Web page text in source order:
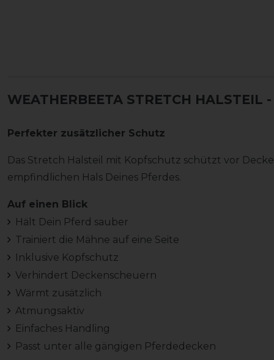
WEATHERBEETA STRETCH HALSTEIL
Perfekter zusätzlicher Schutz
Das Stretch Halsteil mit Kopfschutz schützt vor
empfindlichen Hals Deines Pferdes.
Auf einen Blick
Hält Dein Pferd sauber
Trainiert die Mähne auf eine Seite
Inklusive Kopfschutz
Verhindert Deckenscheuern
Wärmt zusätzlich
Atmungsaktiv
Einfaches Handling
Passt unter alle gängigen Pferdedecken